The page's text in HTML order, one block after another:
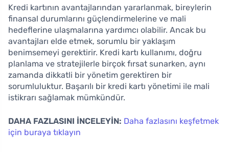
Kredi kartının avantajlarından yararlanmak, bireylerin
finansal durumlarını güçlendirmelerine ve mali
hedeflerine ulaşmalarına yardımcı olabilir. Ancak bu
avantajları elde etmek, sorumlu bir yaklaşım
benimsemeyi gerektirir. Kredi kartı kullanımı, doğru
planlama ve stratejilerle birçok fırsat sunarken, aynı
zamanda dikkatli bir yönetim gerektiren bir
sorumluluktur. Başarılı bir kredi kartı yönetimi ile mali
istikrarı sağlamak mümkündür.
DAHA FAZLASINI İNCELEYİN: Daha fazlasını keşfetmek
için buraya tıklayın